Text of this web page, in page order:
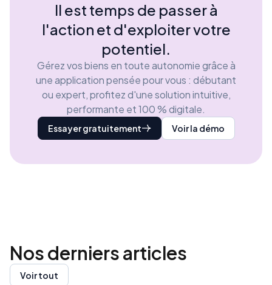
Il est temps de passer à
l'action et d'exploiter votre
potentiel.
Gérez vos biens en toute autonomie grâce à
une application pensée pour vous : débutant
ou expert, profitez d'une solution intuitive,
performante et 100 % digitale.
Essayer gratuitement Voir la démo
Nos derniersarticles
Voir tout